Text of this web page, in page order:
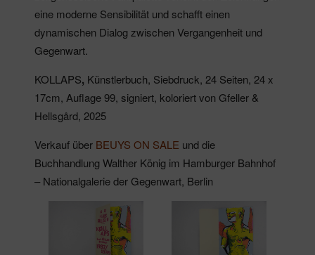
eine moderne Sensibilität und schafft einen
dynamischen Dialog zwischen Vergangenheit und
Gegenwart.
KOLLAPS, Künstlerbuch, Siebdruck, 24 Seiten, 24 x
17cm, Auflage 99, signiert, koloriert von Gfeller &
Hellsgård, 2025
Verkauf über BEUYS ON SALE und die
Buchhandlung Walther König im Hamburger Bahnhof
– Nationalgalerie der Gegenwart, Berlin